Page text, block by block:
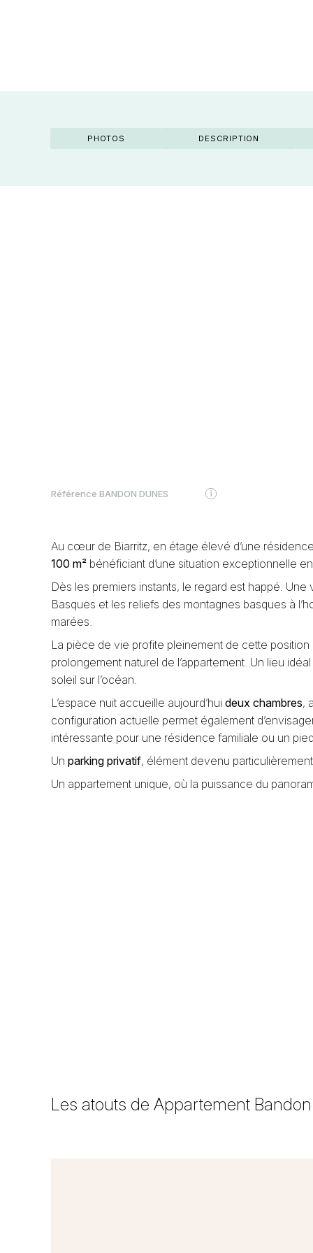
PHOTOS DESCRIPTION
Référence BANDON DUNES
Au cœur de Biarritz, en étage élevé d’une
100 m²bénéficiant d’une situation exceptionnelle
Dès les premiers instants, le regard est happé.
Basques et les reliefs des montagnes basques à
marées.
La pièce de vie profite pleinement de cette
prolongement naturel de l’appartement. Un lieu
soleil sur l’océan.
L’espace nuit accueille aujourd’hui deux chambres,
configuration actuelle permet également
intéressante pour une résidence familiale ou un
Un parking privatif, élément devenu
Un appartement unique, où la puissance du
Les atouts de Appartement